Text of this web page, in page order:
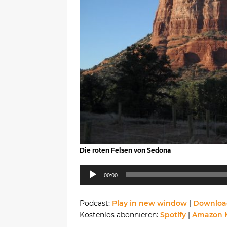
Die roten Felsen von Sedona
Audio-
Player
00:00
Podcast: Play in new window |
Kostenlos abonnieren: Spotify | Amazon